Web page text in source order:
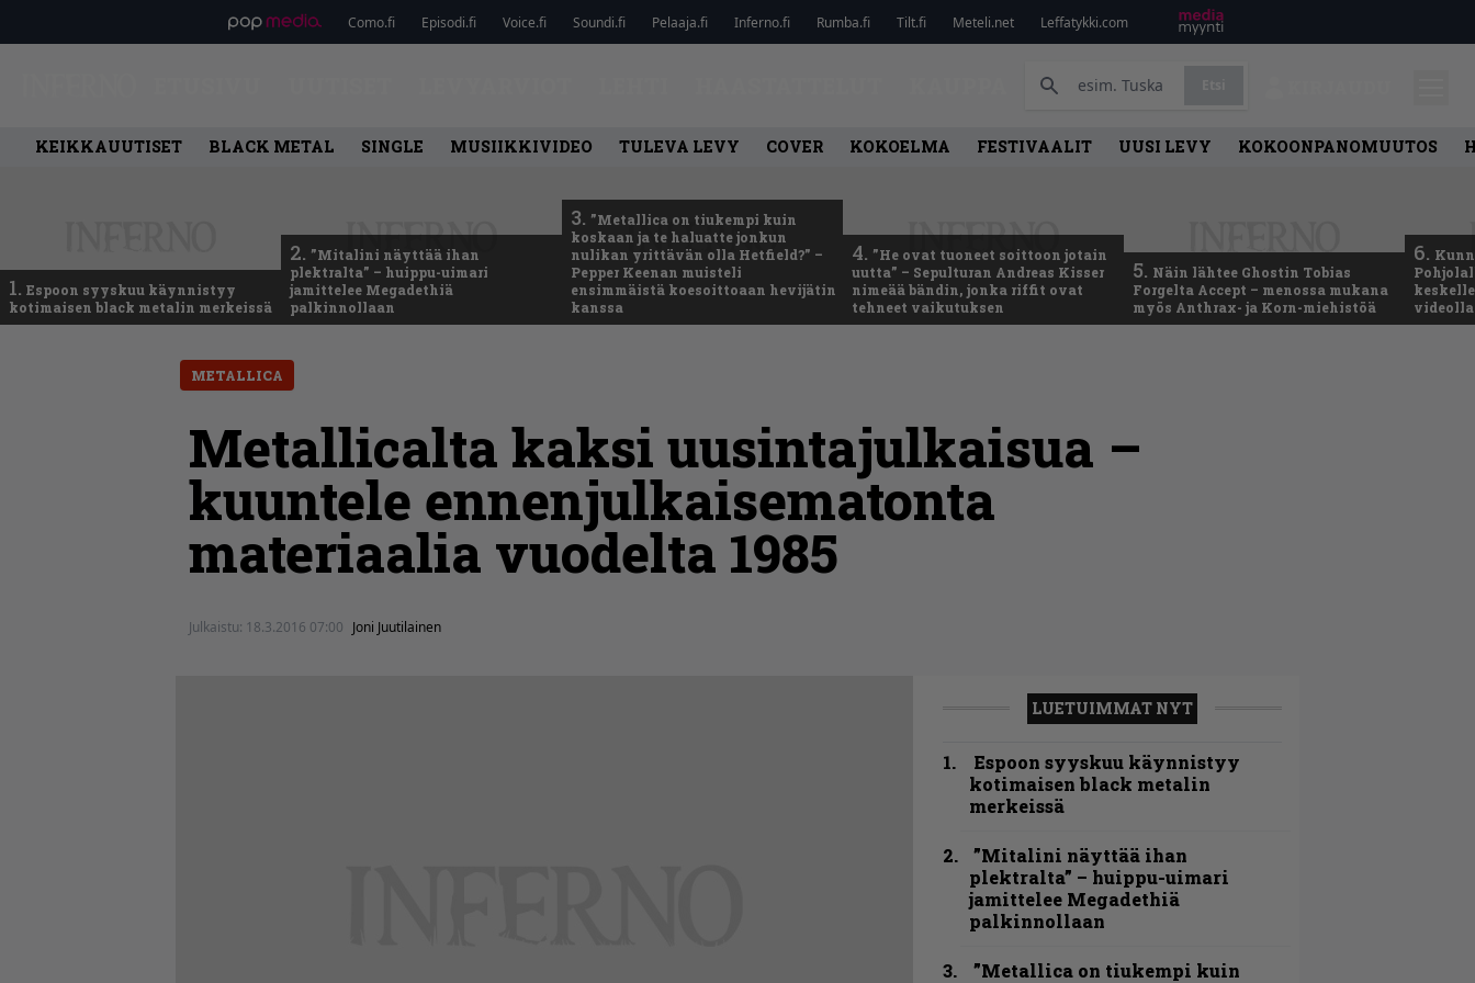
Como.fi Episodi.fi Voice.fi Soundi.fi Pelaaja.fi Inferno.fi Rumba.fi Tilt.fi Meteli.net Leffatykki.com
KEIKKAUUTISET BLACK METAL SINGLE MUSIIKKIVIDEO TULEVA LEVY COVER KOKOELMA FESTIVAALIT UUSI LEVY KOKOONPANOMUUTOS
1. Espoon syyskuu käynnistyy
kotimaisen black metalin merkeissä
2. ”Mitalini näyttää ihan
plektralta” – huippu-uimari
jamittelee Megadethiä
palkinnollaan
3. ”Metallica on tiukempi kuin
koskaan ja te haluatte jonkun
nulikan yrittävän olla Hetfield?” –
Pepper Keenan muisteli
ensimmäistä koesoittoaan hevijätin
kanssa
4. ”He ovat tuoneet soittoon jotain
uutta” – Sepulturan Andreas Kisser
nimeää bändin, jonka riffit ovat
tehneet vaikutuksen
5. Näin lähtee Ghostin Tobias
Forgelta Accept – menossa mukana
myös Anthrax- ja Korn-miehistöä
6.
METALLICA
Metallicalta kaksi uusintajulkaisua –
kuuntele ennenjulkaisematonta
materiaalia vuodelta 1985
Julkaistu: 18.3.2016 07:00 Joni Juutilainen
LUETUIMMAT NYT
Espoon syyskuu käynnistyy
kotimaisen black metalin
merkeissä
”Mitalini näyttää ihan
plektralta” – huippu-uimari
jamittelee Megadethiä
palkinnollaan
”Metallica on tiukempi kuin